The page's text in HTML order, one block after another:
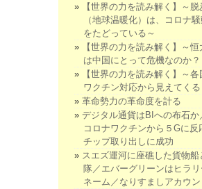
【世界の力を読み解く】～
（地球温暖化）は、コロナ
をたどっている～
【世界の力を読み解く】～
は中国にとって危機なのか？
【世界の力を読み解く】～
ワクチン対応から見えてくる
革命勢力の革命度を計る
デジタル通貨はBIへの布石か
コロナワクチンから５Gに反
チップ取り出しに成功
スエズ運河に座礁した貨物
隊／エバーグリーンはヒラ
ネーム／なりすましアカウ